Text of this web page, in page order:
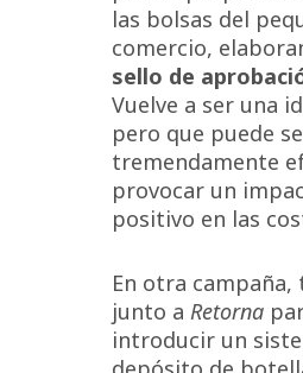
las bolsas del
comercio,
sello de
Vuelve a ser una
pero que puede
tremendamente
provocar un
positivo en las
En otra campaña,
junto a Retorna
introducir un